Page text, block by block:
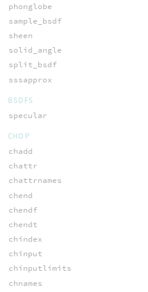
phonglobe
sample_bsdf
sheen
solid_angle
split_bsdf
sssapprox
BSDFS
specular
CHOP
chadd
chattr
chattrnames
chend
chendf
chendt
chindex
chinput
chinputlimits
chnames